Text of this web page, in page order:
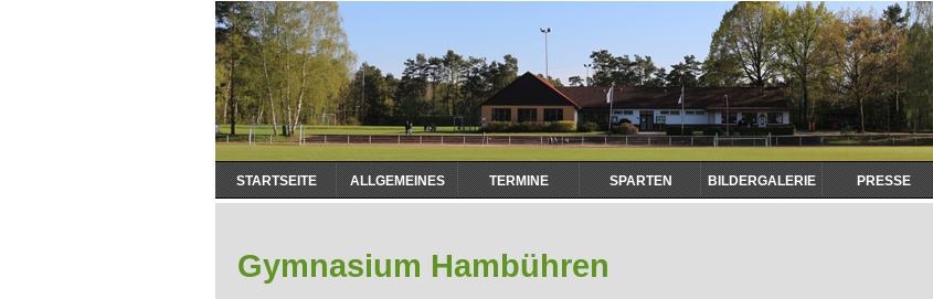
Navigation
überspringen
STARTSEITE ALLGEMEINES TERMINE SPARTEN BILDERGALERIE PRESSE
Gymnasium Hambühren